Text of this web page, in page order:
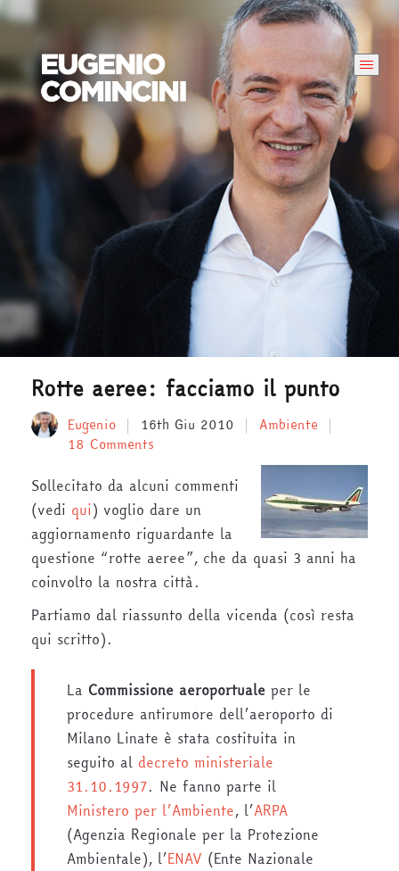
Rotte aeree: facciamo il punto
Eugenio 16th Giu 2010
Ambiente
18 Comments
Sollecitato da alcuni commenti
(vedi qui) voglio dare un
aggiornamento riguardante la
questione “rotte aeree”, che da quasi 3 anni ha
coinvolto la nostra città.
Partiamo dal riassunto della vicenda (così resta
qui scritto).
La Commissione aeroportuale per le
procedure antirumore dell’aeroporto di
Milano Linate è stata costituita in
seguito al decreto ministeriale
31.10.1997. Ne fanno parte il
Ministero per l’Ambiente, l’ARPA
(Agenzia Regionale per la Protezione
Ambientale), l’ENAV (Ente Nazionale